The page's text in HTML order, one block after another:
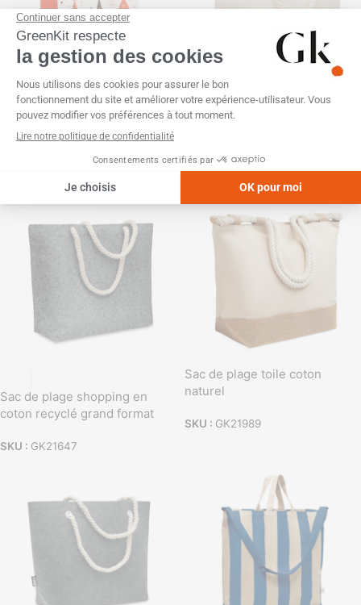
Sac cadeau papier recyclé
grand format 11x36cm
Sac de plage coton épais
280g/m²
Sac de plage shopping en
coton recyclé grand format
SKU : GK21647
Sac de plage toile coton
naturel
SKU : GK21989